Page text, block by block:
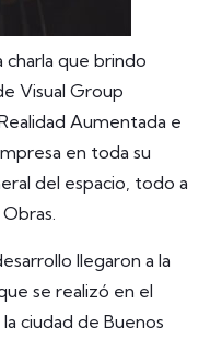
charla que brindo
Visual Group
Aumentada e
en toda su
del espacio, todo a
llegaron a la
se realizó en el
ciudad de Buenos